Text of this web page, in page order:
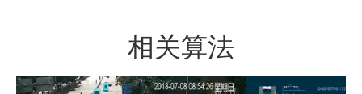
相关算法